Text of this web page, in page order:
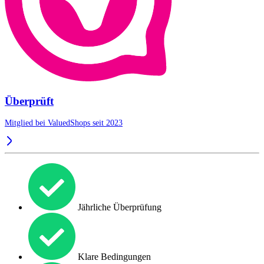
Überprüft
Mitglied bei ValuedShops seit 2023
Jährliche Überprüfung
Klare Bedingungen